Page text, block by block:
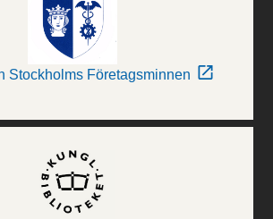
Stockholms Företagsminnen